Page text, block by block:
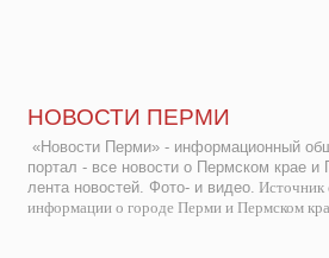
НОВОСТИ ПЕРМИ
«Новости Перми» - информационный
портал - все новости о Пермском крае и
лента новостей. Фото- и видео. Источник
информации о городе Перми и Пермском